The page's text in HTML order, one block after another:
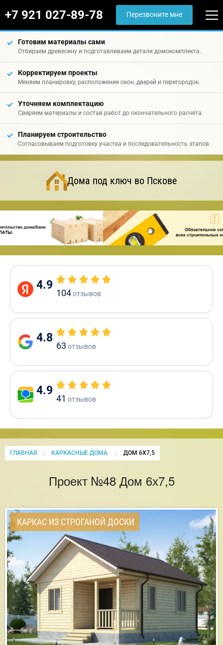
+7 921 027-89-78 Перезвоните мне
Готовим материалы сами
Отбираем древесину и подготавливаем детали домокомплекта.
Корректируем проекты
Меняем планировку, расположение окон, дверей и перегородок.
Уточняем комплектацию
Сверяем материалы и состав работ до окончательного расчёта.
Планируем строительство
Согласовываем подготовку участка и последовательность этапов.
Дома под ключ во Пскове
4.9
104отзывов
4.8
63 отзывов
4.9
41 отзывов
ГЛАВНАЯ КАРКАСНЫЕ ДОМА CURRENT:
ДОМ 6Х7,5
Проект №48 Дом 6х7,5
КАРКАС ИЗ СТРОГАНОЙ ДОСКИ